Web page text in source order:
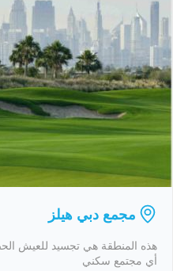
مجمع دبي هيلز
هذه المنطقة هي تجسيد للعيش
أي مجتمع سكني